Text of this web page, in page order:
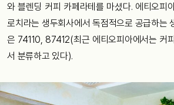
와 블렌딩 커피 카페라테를 마셨다. 에티오피
로치라는 생두회사에서 독점적으로 공급하는
은 74110, 87412(최근 에티오피아에서는 커
서 분류하고 있다).